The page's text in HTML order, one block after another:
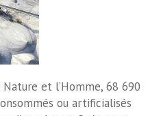
et l’Homme, 68 690
ou artificialisés